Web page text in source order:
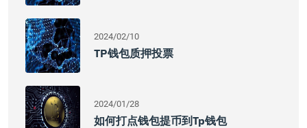
2024/02/10
TP钱包质押投票
2024/01/28
如何打点钱包提币到tp钱包